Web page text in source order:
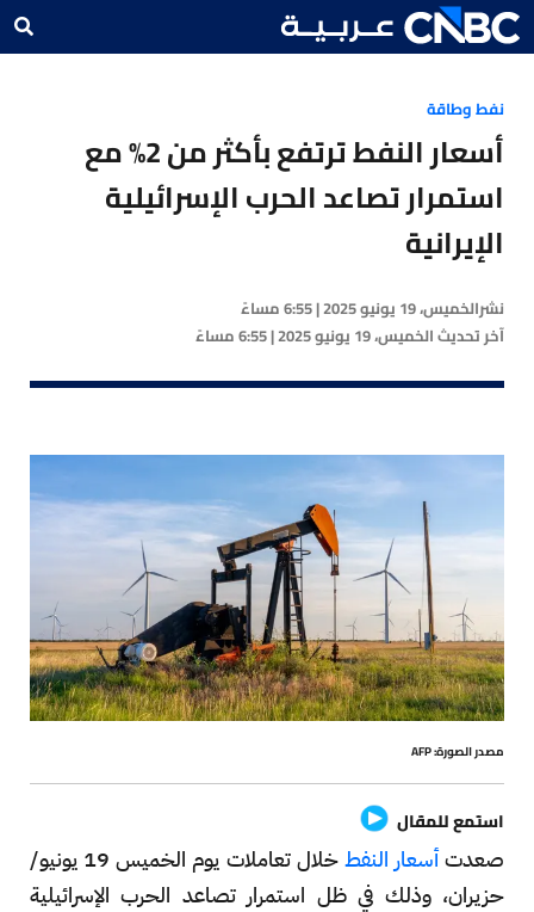
نفط وطاقة
أسعار النفط ترتفع بأكثر من 2% مع
استمرار تصاعد الحرب الإسرائيلية
الإيرانية
نشرالخميس، 19 يونيو 2025 | 6:55 مساءً
آخر تحديثالخميس، 19 يونيو 2025 | 6:55 مساءً
مصدر الصورة: AFP
استمع للمقال
صعدتأسعار النفط
خلال تعاملات يوم الخميس 19 يونيو/
حزيران، وذلك في ظل استمرار تصاعد الحرب الإسرائيلية